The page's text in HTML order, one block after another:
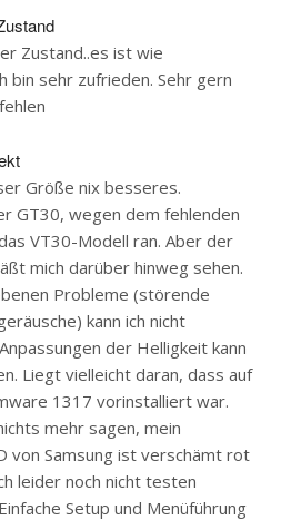
Zustand..es ist wie
bin sehr zufrieden. Sehr gern
Größe nix besseres.
GT30, wegen dem fehlenden
VT30-Modell ran. Aber der
mich darüber hinweg sehen.
Probleme (störende
kann ich nicht
der Helligkeit kann
Liegt vielleicht daran, dass auf
1317 vorinstalliert war.
mehr sagen, mein
von Samsung ist verschämt rot
leider noch nicht testen
Setup und Menüführung